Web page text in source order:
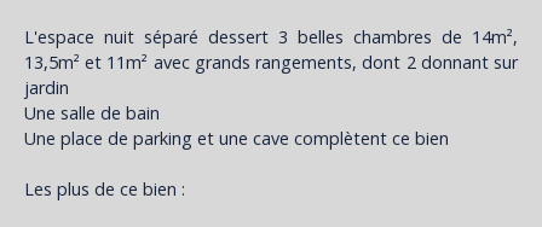
L'espace nuit séparé dessert 3 belles chambres de 14m²,
13,5m² et 11m² avec grands rangements, dont 2 donnant sur
jardin
Une salle de bain
Une place de parking et une cave complètent ce bien
Les plus de ce bien :